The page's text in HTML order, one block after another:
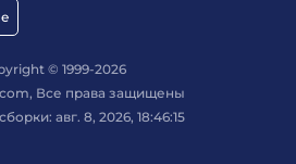
© 1999-2026
Все права защищены
авг. 8, 2026, 18:46:15